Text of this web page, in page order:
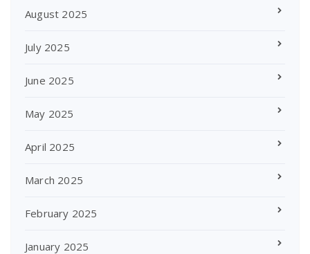
August 2025
July 2025
June 2025
May 2025
April 2025
March 2025
February 2025
January 2025